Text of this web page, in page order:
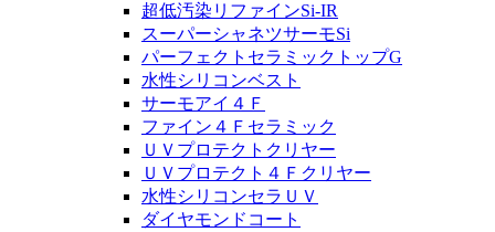
超低汚染リファインSi-IR
スーパーシャネツサーモSi
パーフェクトセラミックトップG
水性シリコンベスト
サーモアイ４Ｆ
ファイン４Ｆセラミック
ＵＶプロテクトクリヤー
ＵＶプロテクト４Ｆクリヤー
水性シリコンセラＵＶ
ダイヤモンドコート